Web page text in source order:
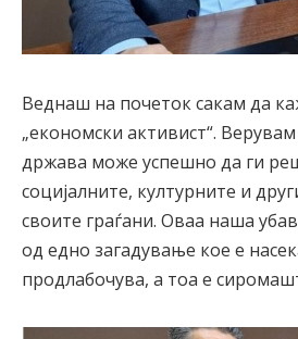
Веднаш на почеток сакам да
„економски активист“.
држава може успешно да ги
социјалните, културните и
своите граѓани. Оваа наша
од едно загадување кое е
продлабочува, а тоа е